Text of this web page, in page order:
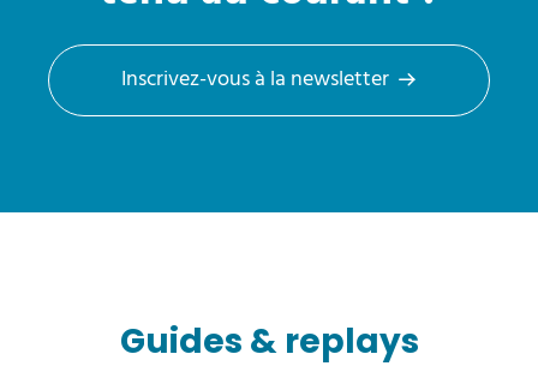
Inscrivez-vous à la newsletter
Guides & replays